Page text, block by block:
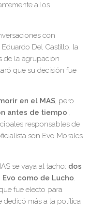
a los
con
Del Castillo, la
de la agrupación
que su decisión fue
en el MAS, pero
antes de tiempo”,
responsables de
son Evo Morales
se vaya al tacho: dos
como de Lucho.
fue electo para
dedicó más a la política